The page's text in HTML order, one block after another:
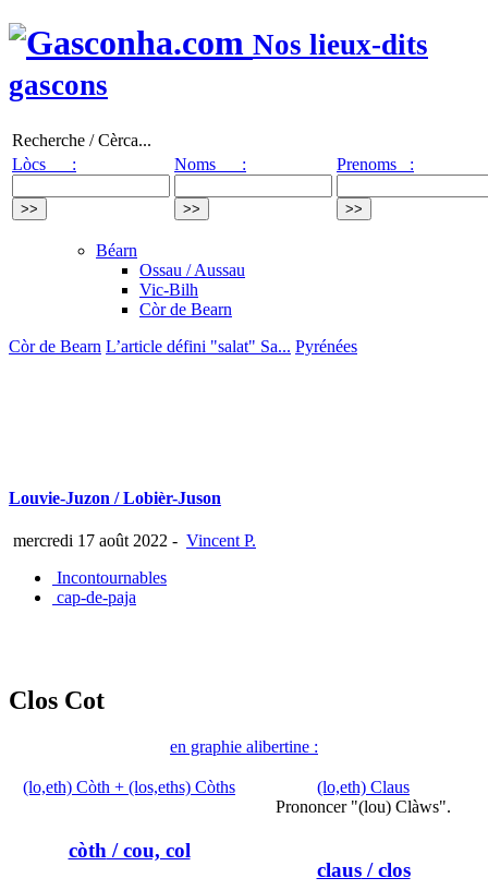
Nos lieux-dits
gascons
Recherche / Cèrca...
Lòcs :
Noms : Prenoms :
Béarn
Ossau / Aussau
Vic-Bilh
Còr de Bearn
Còr de Bearn L’article défini "salat" Sa... Pyrénées
Louvie-Juzon / Lobièr-Juson
mercredi 17 août 2022 - Vincent P.
Incontournables
cap-de-paja
Clos Cot
en graphie alibertine :
(lo,eth) Còth + (los,eths) Còths
còth / cou, col
(lo,eth) Claus
Prononcer "(lou) Clàws".
claus/ clos